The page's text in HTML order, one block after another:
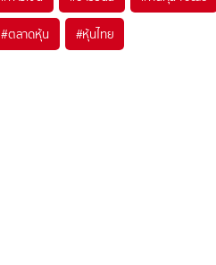
#ตลาดหุ้น #หุ้นไทย